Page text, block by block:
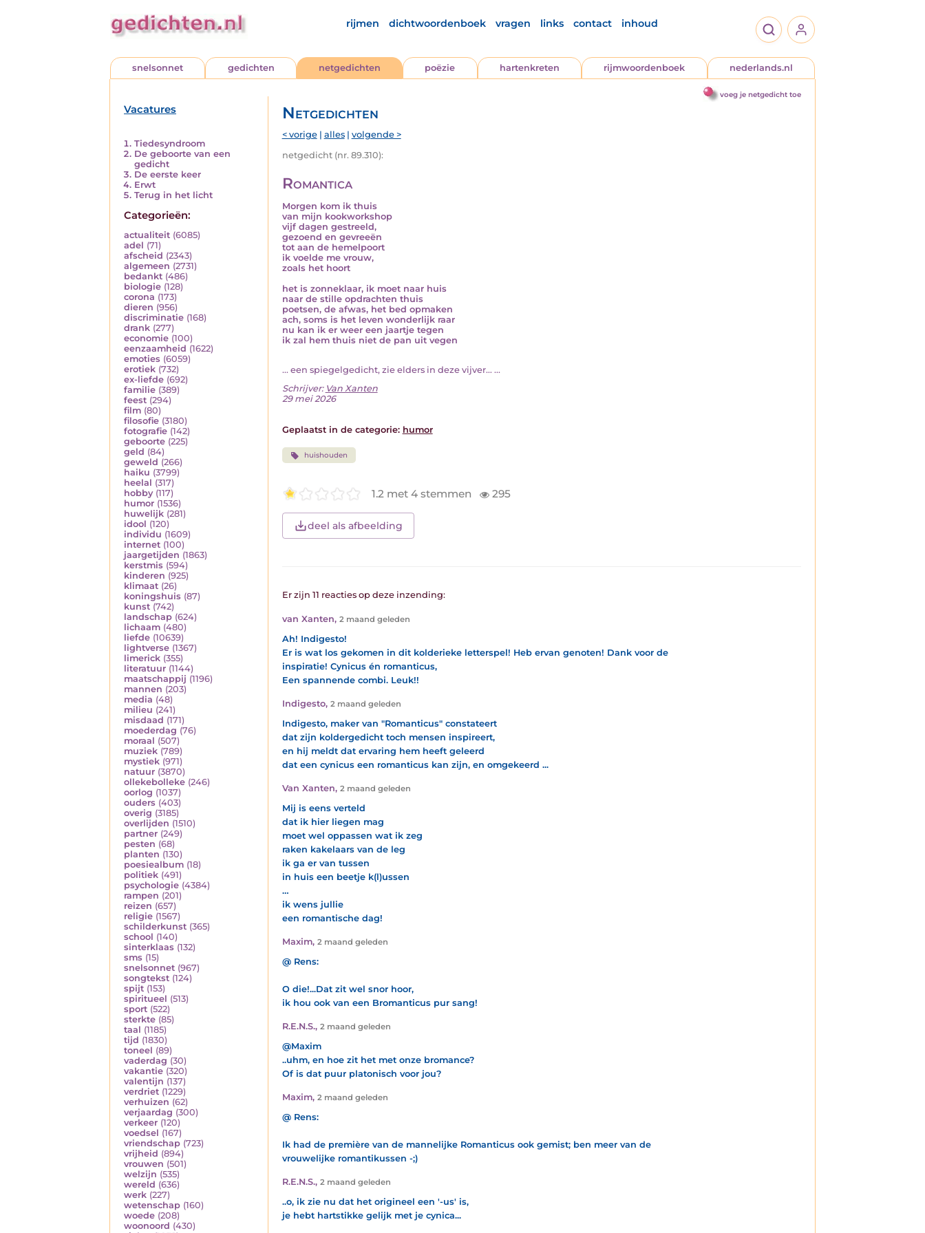
rijmen dichtwoordenboek vragen links contact inhoud
snelsonnet gedichten netgedichten poëzie hartenkreten rijmwoordenboek nederlands.nl
voeg je netgedicht toe
Vacatures
Tiedesyndroom
De geboorte van een
gedicht
De eerste keer
Erwt
Terug in het licht
Categorieën:
actualiteit (6085)
adel (71)
afscheid (2343)
algemeen (2731)
bedankt (486)
biologie (128)
corona (173)
dieren (956)
discriminatie (168)
drank (277)
economie (100)
eenzaamheid (1622)
emoties (6059)
erotiek (732)
ex-liefde (692)
familie (389)
feest (294)
film (80)
filosofie (3180)
fotografie (142)
geboorte (225)
geld (84)
geweld (266)
haiku (3799)
heelal (317)
hobby (117)
humor (1536)
huwelijk (281)
idool (120)
individu (1609)
internet (100)
jaargetijden (1863)
kerstmis (594)
kinderen (925)
klimaat (26)
koningshuis (87)
kunst (742)
landschap (624)
lichaam (480)
liefde (10639)
lightverse (1367)
limerick (355)
literatuur (1144)
maatschappij (1196)
mannen (203)
media (48)
milieu (241)
misdaad (171)
moederdag (76)
moraal (507)
muziek (789)
mystiek (971)
natuur (3870)
ollekebolleke (246)
oorlog (1037)
ouders (403)
overig (3185)
overlijden (1510)
partner (249)
pesten (68)
planten (130)
poesiealbum (18)
politiek (491)
psychologie (4384)
rampen (201)
reizen (657)
religie (1567)
schilderkunst (365)
school (140)
sinterklaas (132)
sms (15)
snelsonnet (967)
songtekst (124)
spijt (153)
spiritueel (513)
sport (522)
sterkte (85)
taal (1185)
tijd (1830)
toneel (89)
vaderdag (30)
vakantie (320)
valentijn (137)
verdriet (1229)
verhuizen (62)
verjaardag (300)
verkeer (120)
voedsel (167)
vriendschap (723)
vrijheid (894)
vrouwen (501)
welzijn (535)
wereld (636)
werk (227)
wetenschap (160)
woede (208)
woonoord (430)
Netgedichten
< vorige| alles| volgende >
netgedicht (nr. 89.310):
Romantica
Morgen kom ik thuis
van mijn kookworkshop
vijf dagen gestreeld,
gezoend en gevreeën
tot aan de hemelpoort
ik voelde me vrouw,
zoals het hoort
het is zonneklaar, ik moet naar huis
naar de stille opdrachten thuis
poetsen, de afwas, het bed opmaken
ach, soms is het leven wonderlijk raar
nu kan ik er weer een jaartje tegen
ik zal hem thuis niet de pan uit vegen
... een spiegelgedicht, zie elders in deze vijver… ...
Schrijver: Van Xanten
29 mei 2026
Geplaatst in de categorie: humor
huishouden
1.2 met 4 stemmen 295
deel als afbeelding
Er zijn 11 reacties op deze inzending:
van Xanten, 2 maand geleden
Ah! Indigesto!
Er is wat los gekomen in dit kolderieke letterspel! Heb ervan genoten! Dank voor de
inspiratie! Cynicus én romanticus,
Een spannende combi. Leuk!!
Indigesto, 2 maand geleden
Indigesto, maker van "Romanticus" constateert
dat zijn koldergedicht toch mensen inspireert,
en hij meldt dat ervaring hem heeft geleerd
dat een cynicus een romanticus kan zijn, en omgekeerd ...
Van Xanten, 2 maand geleden
Mij is eens verteld
dat ik hier liegen mag
moet wel oppassen wat ik zeg
raken kakelaars van de leg
ik ga er van tussen
in huis een beetje k(l)ussen
…
ik wens jullie
een romantische dag!
Maxim, 2 maand geleden
@ Rens:
O die!...Dat zit wel snor hoor,
ik hou ook van een Bromanticus pur sang!
R.E.N.S., 2 maand geleden
@Maxim
..uhm, en hoe zit het met onze bromance?
Of is dat puur platonisch voor jou?
Maxim, 2 maand geleden
@ Rens:
Ik had de première van de mannelijke Romanticus ook gemist; ben meer van de
vrouwelijke romantikussen -;)
R.E.N.S., 2 maand geleden
..o, ik zie nu dat het origineel een '-us' is,
je hebt hartstikke gelijk met je cynica...